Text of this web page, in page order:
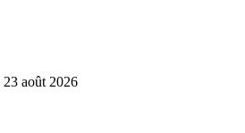
23 août 2026